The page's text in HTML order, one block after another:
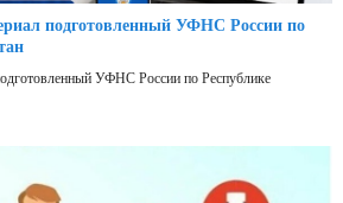
подготовленный УФНС России по
УФНС России по Республике